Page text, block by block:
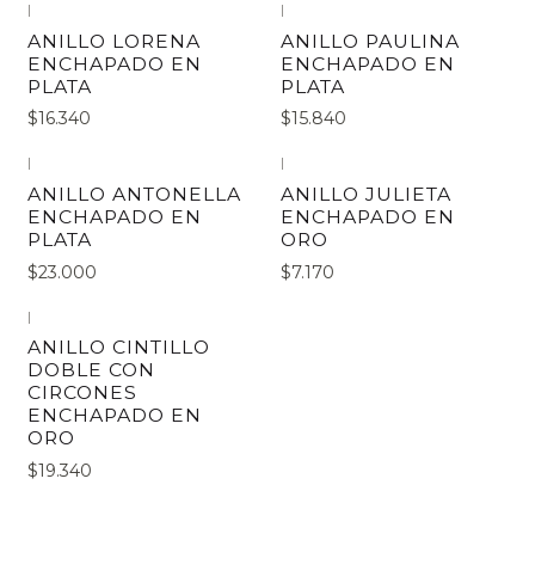
|
ANILLO LORENA
ENCHAPADO EN
PLATA
$16.340
|
ANILLO PAULINA
ENCHAPADO EN
PLATA
$15.840
|
ANILLO ANTONELLA
ENCHAPADO EN
PLATA
$23.000
|
ANILLO JULIETA
ENCHAPADO EN
ORO
$7.170
|
ANILLO CINTILLO
DOBLE CON
CIRCONES
ENCHAPADO EN
ORO
$19.340